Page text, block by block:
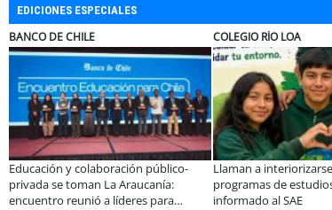
EDICIONES ESPECIALES
público-
La Araucanía:
a líderes para
COLEGIO RÍO LOA
Llaman a interiorizarse de los
programas de estudios para postular
informado al SAE